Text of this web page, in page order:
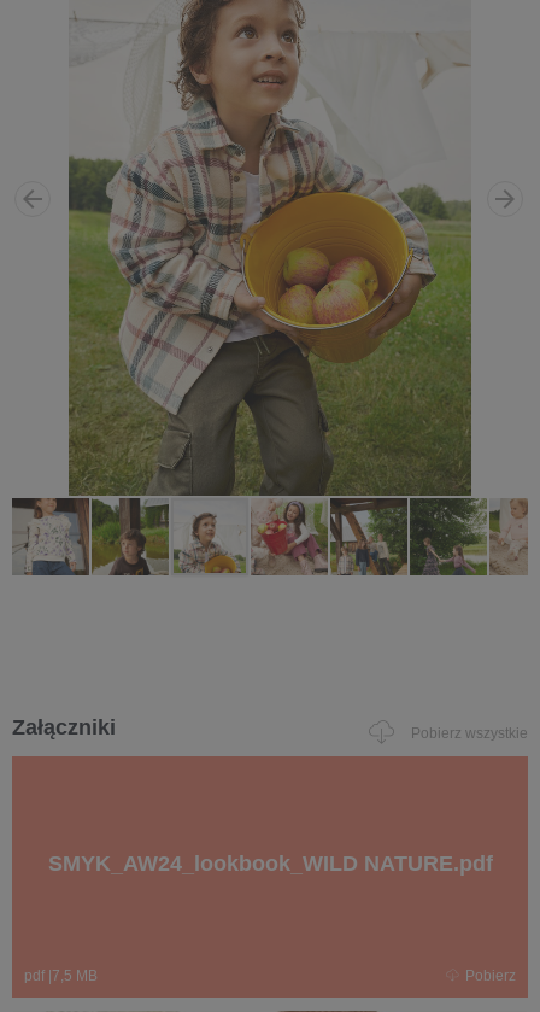
Załączniki Pobierz wszystkie
SMYK_AW24_lookbook_WILD NATURE.pdf
pdf 7,5 MB Pobierz